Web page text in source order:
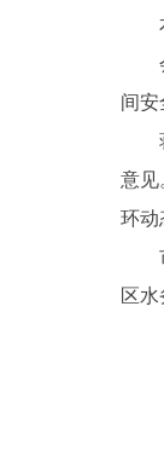
间
意见
环动
区